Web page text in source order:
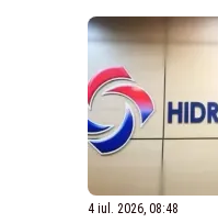
4 iul. 2026, 08:48